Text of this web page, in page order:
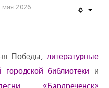
мая 2026
Победы,литературные
городской библиотеки и
«Бардреченск»